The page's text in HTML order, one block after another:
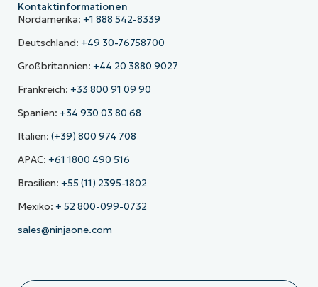
Kontaktinformationen
Nordamerika: +1 888 542-8339
Deutschland: +49 30-76758700
Großbritannien: +44 20 3880 9027
Frankreich: +33 800 91 09 90
Spanien: +34 930 03 80 68
Italien: (+39) 800 974 708
APAC: +61 1800 490 516
Brasilien: +55 (11) 2395-1802
Mexiko: + 52 800-099-0732
sales@ninjaone.com